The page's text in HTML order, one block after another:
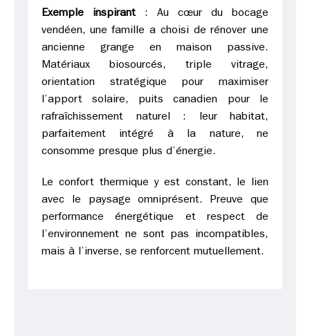
Exemple inspirant : Au cœur du bocage
vendéen, une famille a choisi de rénover une
ancienne grange en maison passive.
Matériaux biosourcés, triple vitrage,
orientation stratégique pour maximiser
l’apport solaire, puits canadien pour le
rafraîchissement naturel : leur habitat,
parfaitement intégré à la nature, ne
consomme presque plus d’énergie.
Le confort thermique y est constant, le lien
avec le paysage omniprésent. Preuve que
performance énergétique et respect de
l’environnement ne sont pas incompatibles,
mais à l’inverse, se renforcent mutuellement.